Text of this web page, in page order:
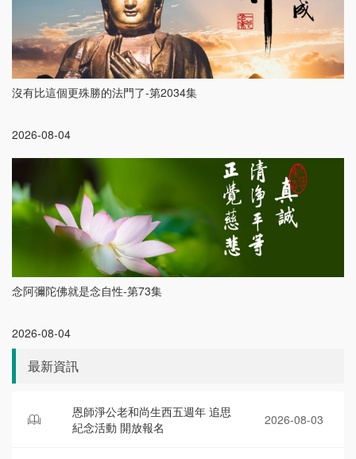
沒有比這個更殊勝的法門了-第2034集
2026-08-04
念阿彌陀佛就是念自性-第73集
2026-08-04
最新資訊
恩師淨公老和尚生西五週年 追思
紀念活動 開放報名
2026-08-03